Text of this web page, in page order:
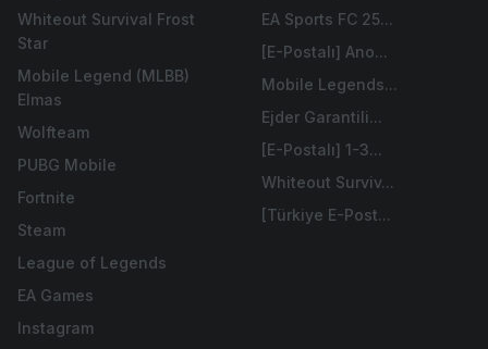
Whiteout Survival Frost
Star
Mobile Legend (MLBB)
Elmas
Wolfteam
PUBG Mobile
Fortnite
Steam
League of Legends
EA Games
Instagram
EA Sports FC 25...
[E-Postalı] Ano...
Mobile Legends...
Ejder Garantili...
[E-Postalı] 1-3...
Whiteout Surviv...
[Türkiye E-Post...